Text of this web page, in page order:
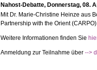
Nahost-Debatte, Donnerstag, 08.
Mit Dr. Marie-Christine Heinze aus
Partnership with the Orient
Weitere Informationen finden Sie
Anmeldung zur Teilnahme über -->